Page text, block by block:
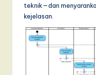
teknik—dan
kejelasan.